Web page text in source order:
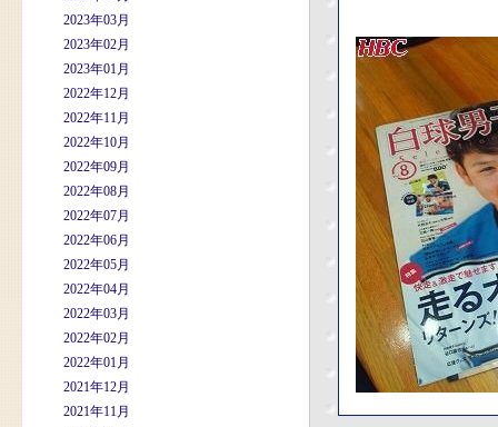
2023年03月
2023年02月
2023年01月
2022年12月
2022年11月
2022年10月
2022年09月
2022年08月
2022年07月
2022年06月
2022年05月
2022年04月
2022年03月
2022年02月
2022年01月
2021年12月
2021年11月